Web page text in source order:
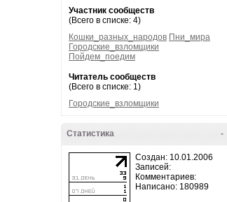
Участник сообществ
(Всего в списке: 4)
Кошки_разных_народов Пни_мира
Городские_взломщики
Пойдем_поедим
Читатель сообществ
(Всего в списке: 1)
Городские_взломщики
-
Статистика
Создан: 10.01.2006
Записей:
Комментариев:
Написано: 180989